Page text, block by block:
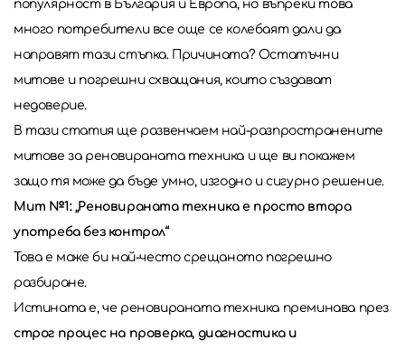
популярност в България и Европа, но въпреки това
много потребители все още се колебаят дали да
направят тази стъпка. Причината? Остатъчни
митове и погрешни схващания, които създават
недоверие.
В тази статия ще развенчаем най-разпространените
митове за реновираната техника и ще ви покажем
защо тя може да бъде умно, изгодно и сигурно решение.
Мит №1: „Реновираната техника е просто втора
употреба без контрол“
Това е може би най-често срещаното погрешно
разбиране.
Истината е, че реновираната техника преминава през
строг процес на проверка, диагностика и